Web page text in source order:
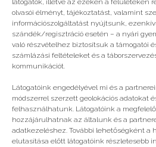
látogatók, illetve az ezeken a felületeken
olvasói élményt, tájékoztatást, valamint
információszolgáltatást nyújtsunk,
szándék/regisztráció esetén – a nyári
való részvételhez biztosítsuk a támogatói
számlázási feltételeket és a
kommunikációt.
Látogatóink engedélyével mi és a
módszerrel szerzett geolokációs adatokat
felhasználhatunk. Látogatóink a
hozzájárulhatnak az általunk és a
adatkezeléshez. További lehetőségként a
elutasítása előtt látogatóink részletesebb